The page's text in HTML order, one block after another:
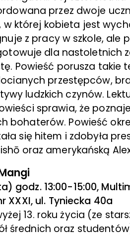
przez dwoje
w której kobieta jest
z pracy w szkole, ale
dla nastoletnich
Powieść porusza takie
przestępców,
ludzkich czynów.
sprawia, że
bohaterów. Powieść
się hitem i zdobyła
oraz amerykańską
godz. 13:00-15:00,
XXXI, ul. Tyniecka 40a
13. roku życia (ze
średnich oraz